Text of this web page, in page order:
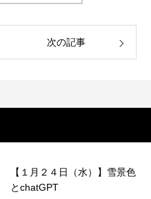
次の記事
【１月２４日（水）】雪景色
とchatGPT